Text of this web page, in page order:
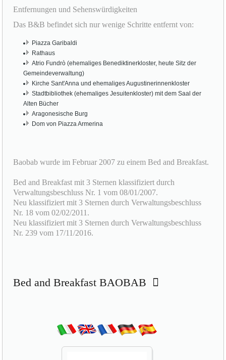
Entfernungen und Sehenswürdigkeiten
Das B&B befindet sich nur wenige Schritte entfernt von:
Piazza Garibaldi
Rathaus
Atrio Fundrò (ehemaliges Benediktinerkloster, heute Sitz der
Gemeindeverwaltung)
Kirche Sant'Anna und ehemaliges Augustinerinnenkloster
Stadtbibliothek (ehemaliges Jesuitenkloster) mit dem Saal der
Alten Bücher
Aragonesische Burg
Dom von Piazza Armerina
Baobab wurde im Februar 2007 zu einem Bed and Breakfast.
Bed and Breakfast mit 3 Sternen klassifiziert durch
Verwaltungsbeschluss Nr. 1 vom 08/01/2007.
Neu klassifiziert mit 3 Sternen durch Verwaltungsbeschluss
Nr. 18 vom 02/02/2011.
Neu klassifiziert mit 3 Sternen durch Verwaltungsbeschluss
Nr. 239 vom 17/11/2016.
Bed and Breakfast BAOBAB